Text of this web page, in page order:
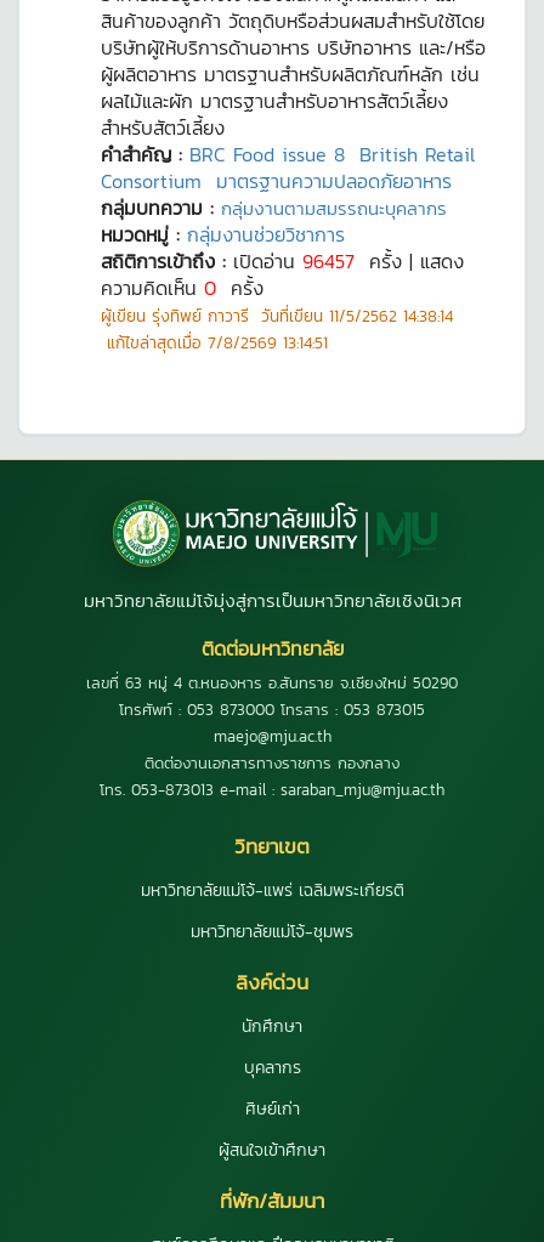
สินค้าของลูกค้า วัตถุดิบหรือส่วนผสมสำหรับใช้โดย
บริษัทผู้ให้บริการด้านอาหาร บริษัทอาหาร และ/หรือ
ผู้ผลิตอาหาร มาตรฐานสำหรับผลิตภัณฑ์หลัก เช่น
ผลไม้และผัก มาตรฐานสำหรับอาหารสัตว์เลี้ยง
สำหรับสัตว์เลี้ยง
คำสำคัญ : BRC Food issue 8 British Retail
Consortium มาตรฐานความปลอดภัยอาหาร
กลุ่มบทความ : กลุ่มงานตามสมรรถนะบุคลากร
หมวดหมู่ : กลุ่มงานช่วยวิชาการ
สถิติการเข้าถึง : เปิดอ่าน 96457 ครั้ง | แสดง
ความคิดเห็น 0 ครั้ง
ผู้เขียน รุ่งทิพย์ กาวารี วันที่เขียน 11/5/2562 14:38:14
แก้ไขล่าสุดเมื่อ 7/8/2569 13:14:51
มหาวิทยาลัยแม่โจ้มุ่งสู่การเป็นมหาวิทยาลัยเชิงนิเวศ
ติดต่อมหาวิทยาลัย
เลขที่ 63 หมู่ 4 ต.หนองหาร อ.สันทราย จ.เชียงใหม่ 50290
โทรศัพท์ : 053 873000 โทรสาร : 053 873015
maejo@mju.ac.th
ติดต่องานเอกสารทางราชการ กองกลาง
โทร. 053-873013 e-mail : saraban_mju@mju.ac.th
วิทยาเขต
มหาวิทยาลัยแม่โจ้-แพร่ เฉลิมพระเกียรติ
มหาวิทยาลัยแม่โจ้-ชุมพร
ลิงค์ด่วน
นักศึกษา
บุคลากร
ศิษย์เก่า
ผู้สนใจเข้าศึกษา
ที่พัก/สัมมนา